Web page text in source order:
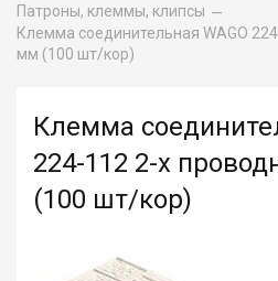
Патроны, клеммы, клипсы
Клемма соединительная WAGO
мм (100 шт/кор)
Клемма
224-112 2-х
(100 шт/кор)